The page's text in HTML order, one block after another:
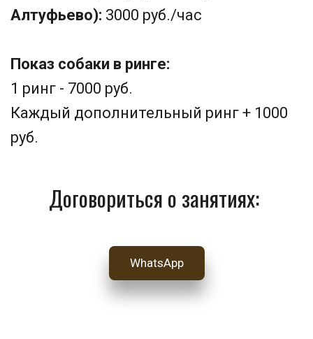
Алтуфьево): 3000 руб./час
Показ собаки в ринге:
1 ринг - 7000 руб.
Каждый дополнительный ринг + 1000
руб.
Договориться о занятиях:
WhatsApp